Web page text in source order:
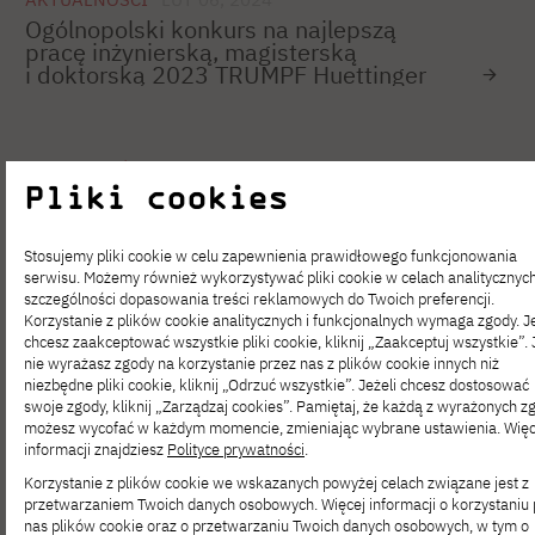
Ogólnopolski konkurs na najlepszą
pracę inżynierską, magisterską
i doktorską 2023 TRUMPF Huettinger
Studencie, pracujesz w branży IT?
edycji Badania Społeczności IT
AKTUALNOŚCI GRU 07, 2023
Sukces konferencji “Your Date With Data
Science” zorganizowanej przez Data
Science Club PJATK
AKTUALNOŚCI LIS 30, 2023
Pliki cookies
Stosujemy pliki cookie w celu zapewnienia prawidłowego funkcjonowania
serwisu. Możemy również wykorzystywać pliki cookie w celach
szczególności dopasowania treści reklamowych do Twoich preferencji.
Korzystanie z plików cookie analitycznych i funkcjonalnych wymaga zgody.
chcesz zaakceptować wszystkie pliki cookie, kliknij „Zaakceptuj wszystkie”.
nie wyrażasz zgody na korzystanie przez nas z plików cookie innych niż
niezbędne pliki cookie, kliknij „Odrzuć wszystkie”. Jeżeli chcesz dostosować
swoje zgody, kliknij „Zarządzaj cookies”. Pamiętaj, że każdą z wyrażonych
możesz wycofać w każdym momencie, zmieniając wybrane ustawienia.
informacji znajdziesz Polityce prywatności.
Korzystanie z plików cookie we wskazanych powyżej celach związane jest z
przetwarzaniem Twoich danych osobowych. Więcej informacji o korzystaniu
nas plików cookie oraz o przetwarzaniu Twoich danych osobowych, w tym o